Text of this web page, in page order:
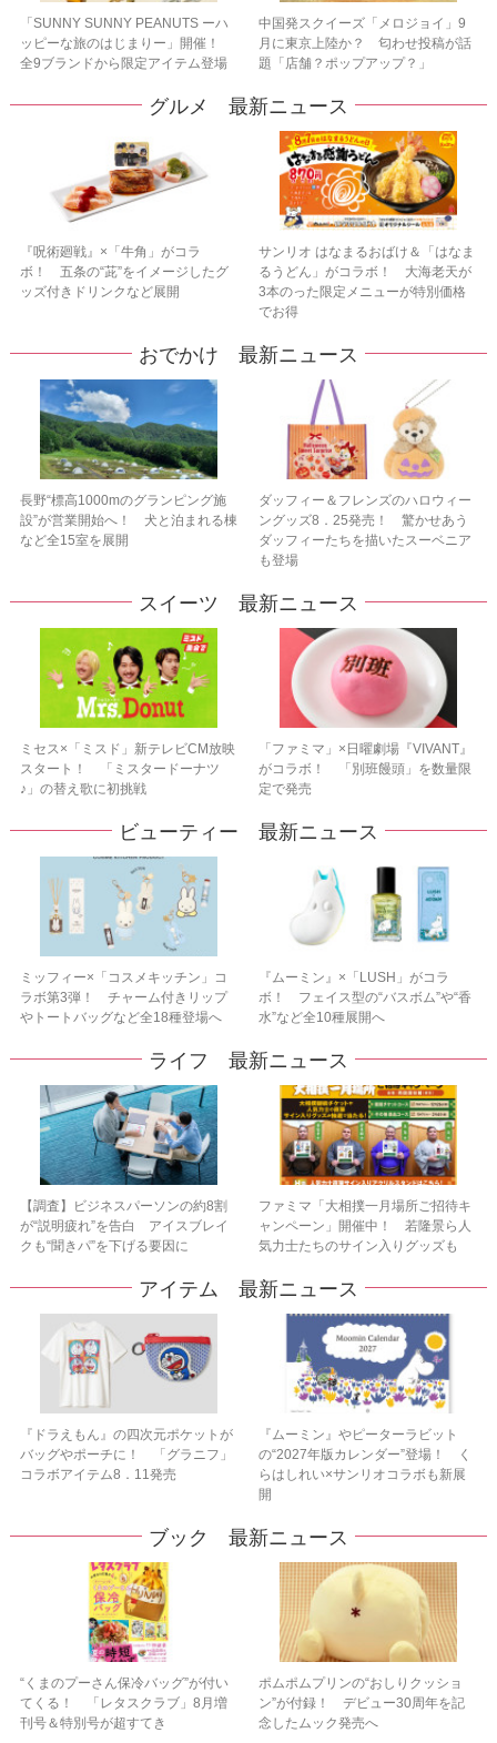
「SUNNY SUNNY PEANUTS ーハ
ッピーな旅のはじまりー」開催！
全9ブランドから限定アイテム登場
中国発スクイーズ「メロジョイ」9
月に東京上陸か？ 匂わせ投稿が話
題「店舗？ポップアップ？」
グルメ 最新ニュース
『呪術廻戦』×「牛角」がコラ
ボ！ 五条の“茈”をイメージしたグ
ッズ付きドリンクなど展開
サンリオ はなまるおばけ＆「はなま
るうどん」がコラボ！ 大海老天が
3本のった限定メニューが特別価格
でお得
おでかけ 最新ニュース
長野“標高1000mのグランピング施
設”が営業開始へ！ 犬と泊まれる棟
など全15室を展開
ダッフィー＆フレンズのハロウィー
ングッズ8．25発売！ 驚かせあう
ダッフィーたちを描いたスーベニア
も登場
スイーツ 最新ニュース
ミセス×「ミスド」新テレビCM放映
スタート！ 「ミスタードーナツ
♪」の替え歌に初挑戦
「ファミマ」×日曜劇場『VIVANT』
がコラボ！ 「別班饅頭」を数量限
定で発売
ビューティー 最新ニュース
ミッフィー×「コスメキッチン」コ
ラボ第3弾！ チャーム付きリップ
やトートバッグなど全18種登場へ
『ムーミン』×「LUSH」がコラ
ボ！ フェイス型の“バスボム”や“香
水”など全10種展開へ
ライフ 最新ニュース
【調査】ビジネスパーソンの約8割
が“説明疲れ”を告白 アイスブレイ
クも“聞きパ”を下げる要因に
ファミマ「大相撲一月場所ご招待キ
ャンペーン」開催中！ 若隆景ら人
気力士たちのサイン入りグッズも
アイテム 最新ニュース
『ドラえもん』の四次元ポケットが
バッグやポーチに！ 「グラニフ」
コラボアイテム8．11発売
『ムーミン』やピーターラビット
の“2027年版カレンダー”登場！ く
らはしれい×サンリオコラボも新展
開
ブック 最新ニュース
“くまのプーさん保冷バッグ”が付い
てくる！ 「レタスクラブ」8月増
刊号＆特別号が超すてき
ポムポムプリンの“おしりクッショ
ン”が付録！ デビュー30周年を記
念したムック発売へ